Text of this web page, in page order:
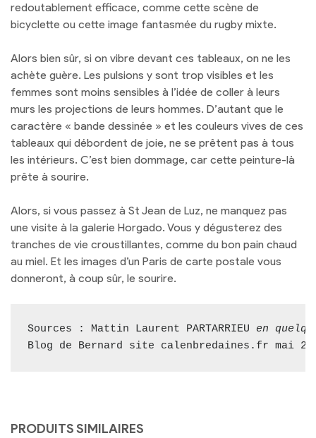
redoutablement efficace, comme cette scène de
bicyclette ou cette image fantasmée du rugby mixte.
Alors bien sûr, si on vibre devant ces tableaux, on ne les
achète guère. Les pulsions y sont trop visibles et les
femmes sont moins sensibles à l’idée de coller à leurs
murs les projections de leurs hommes. D’autant que le
caractère « bande dessinée » et les couleurs vives de ces
tableaux qui débordent de joie, ne se prêtent pas à tous
les intérieurs. C’est bien dommage, car cette peinture-là
prête à sourire.
Alors, si vous passez à St Jean de Luz, ne manquez pas
une visite à la galerie Horgado. Vous y dégusterez des
tranches de vie croustillantes, comme du bon pain chaud
au miel. Et les images d’un Paris de carte postale vous
donneront, à coup sûr, le sourire.
Sources : Mattin Laurent PARTARRIEU en
Blog de Bernard site calenbredaines.fr mai
PRODUITS SIMILAIRES